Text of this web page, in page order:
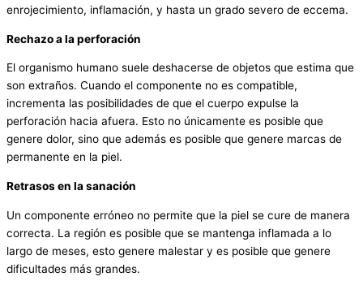
enrojecimiento, inflamación, y hasta un grado severo de eccema.
Rechazo a la perforación
El organismo humano suele deshacerse de objetos que estima que
son extraños. Cuando el componente no es compatible,
incrementa las posibilidades de que el cuerpo expulse la
perforación hacia afuera. Esto no únicamente es posible que
genere dolor, sino que además es posible que genere marcas de
permanente en la piel.
Retrasos en la sanación
Un componente erróneo no permite que la piel se cure de manera
correcta. La región es posible que se mantenga inflamada a lo
largo de meses, esto genere malestar y es posible que genere
dificultades más grandes.